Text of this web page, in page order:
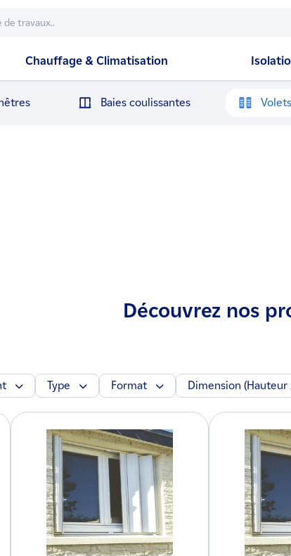
Chauffage & Climatisation
Baies coulissantes Volets
Découvrez nos
Type Format Dimension (Hauteur